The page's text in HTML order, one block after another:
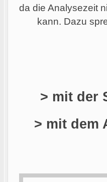
da die Analysezeit
kann. Dazu
> mit der
> mit dem